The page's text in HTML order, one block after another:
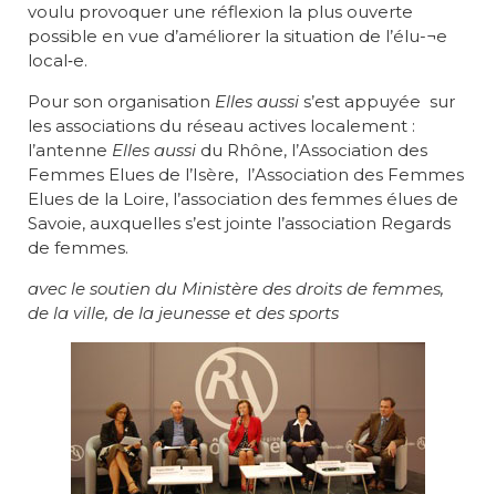
voulu provoquer une réflexion la plus ouverte
possible en vue d’améliorer la situation de l’élu-¬e
local‐e.
Pour son organisation Elles aussi s’est appuyée sur
les associations du réseau actives localement :
l’antenne Elles aussi du Rhône, l’Association des
Femmes Elues de l’Isère, l’Association des Femmes
Elues de la Loire, l’association des femmes élues de
Savoie, auxquelles s’est jointe l’association Regards
de femmes.
avec le soutien du Ministère des droits de femmes,
de la ville, de la jeunesse et des sports